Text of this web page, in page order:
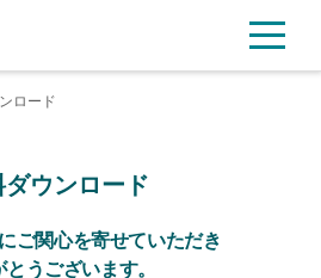
ロード
ダウンロード
ご関心を寄せていただき
とうございます。